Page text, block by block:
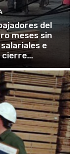
del
meses sin
e
cierre...